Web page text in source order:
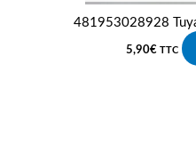
481953028928
5,90€ TTC